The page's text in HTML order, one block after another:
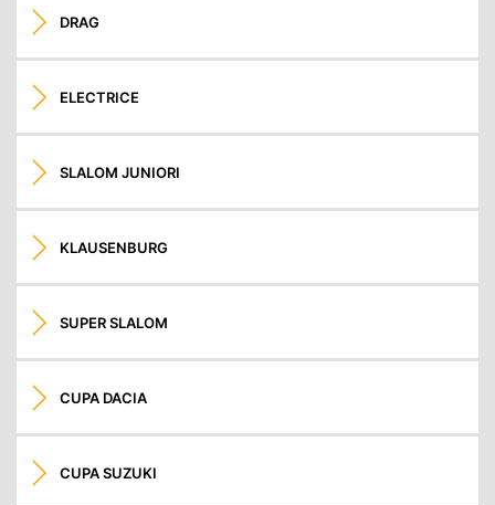
DRAG
ELECTRICE
SLALOM JUNIORI
KLAUSENBURG
SUPER SLALOM
CUPA DACIA
CUPA SUZUKI